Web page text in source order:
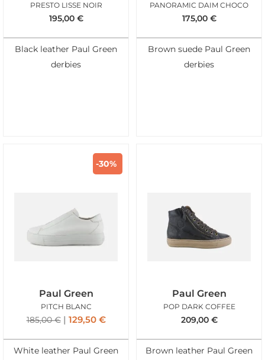
PRESTO LISSE NOIR
195,00 €
Black leather Paul Green
derbies
PANORAMIC DAIM CHOCO
175,00 €
Brown suede Paul Green
derbies
-30%
Paul Green
PITCH BLANC
185,00€ 129,50 €
White leather Paul Green
Paul Green
POP DARK COFFEE
209,00 €
Brown leather Paul Green